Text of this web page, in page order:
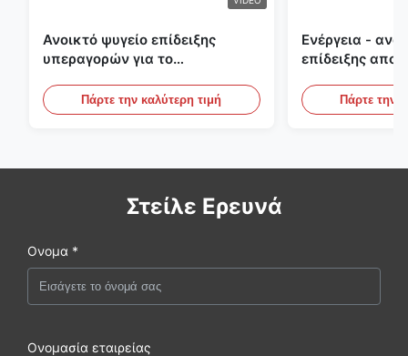
Ανοικτό ψυγείο επίδειξης
υπεραγορών για το
φωτισμό των οδηγήσεων
Πάρτε την καλύτερη τιμή
Ενέργεια -
επίδειξης
περιπτώσεις
Πάρτε την
Στείλε Ερευνά
Ονομα *
Ονομασία εταιρείας